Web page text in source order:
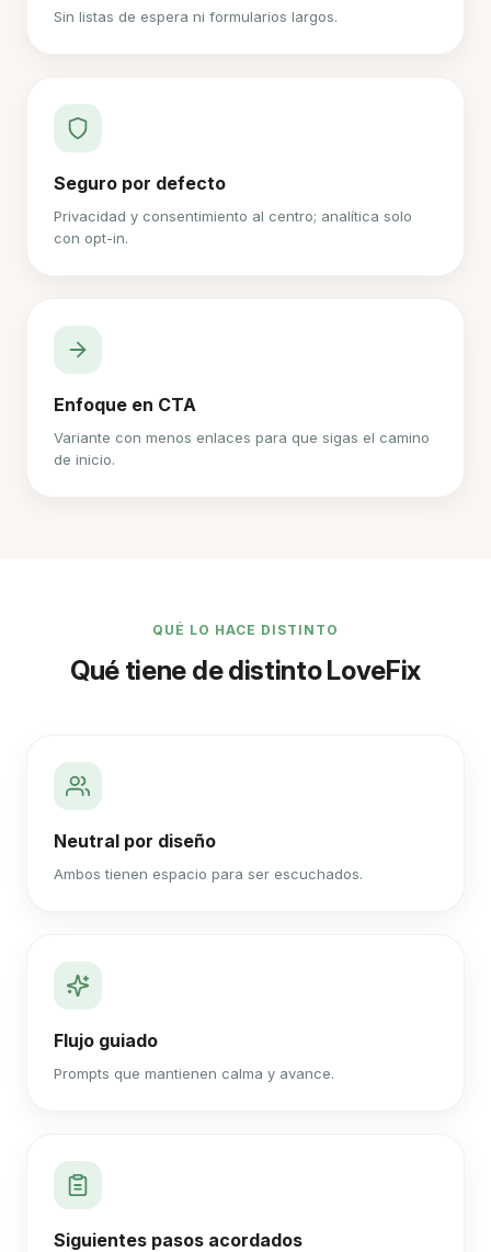
Sin listas de espera ni formularios largos.
Seguro por defecto
Privacidad y consentimiento al centro; analítica solo
con opt-in.
Enfoque en CTA
Variante con menos enlaces para que sigas el camino
de inicio.
QUÉ LO HACE DISTINTO
Qué tiene de distinto LoveFix
Neutral por diseño
Ambos tienen espacio para ser escuchados.
Flujo guiado
Prompts que mantienen calma y avance.
Siguientes pasos acordados